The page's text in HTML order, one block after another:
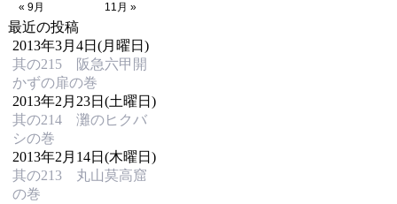
« 9月 11月 »
最近の投稿
2013年3月4日(月曜日)
其の215 阪急六甲開
かずの扉の巻
2013年2月23日(土曜日)
其の214 灘のヒクバ
シの巻
2013年2月14日(木曜日)
其の213 丸山莫高窟
の巻